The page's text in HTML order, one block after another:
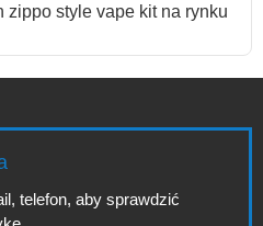
style vape kit na rynku
telefon, aby sprawdzić